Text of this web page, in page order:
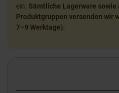
ein. Sämtliche Lagerware sowie
Produktgruppen versenden wir
7–9 Werktage).